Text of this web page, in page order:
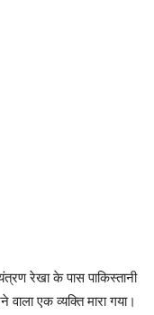
रेखा के पास पाकिस्तानी
एक व्यक्ति मारा गया।